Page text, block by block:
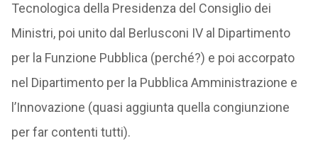
Tecnologica della Presidenza del Consiglio dei
Ministri, poi unito dal Berlusconi IV al Dipartimento
per la Funzione Pubblica (perché?) e poi accorpato
nel Dipartimento per la Pubblica Amministrazione e
l’Innovazione (quasi aggiunta quella congiunzione
per far contenti tutti).